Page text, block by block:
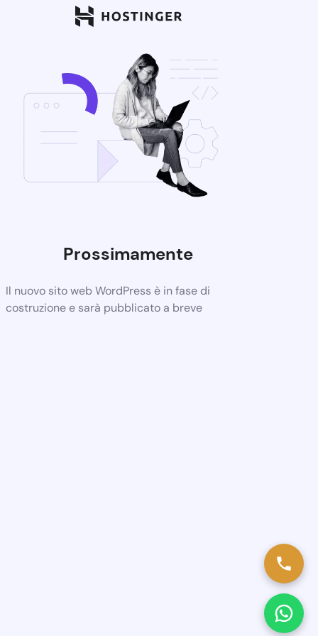
Prossimamente
Il nuovo sito web WordPress è in fase di
costruzione e sarà pubblicato a breve